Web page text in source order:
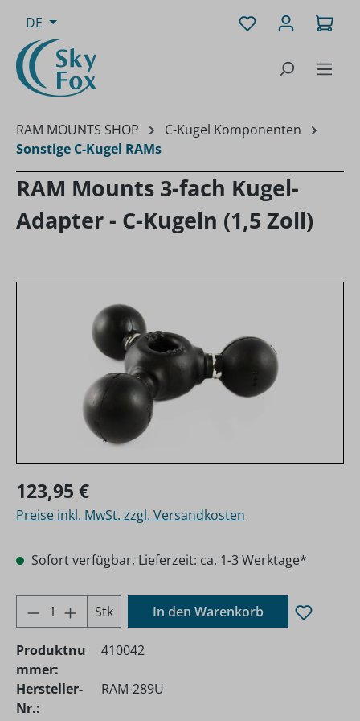
Zum Hauptinhalt springen
DE Du hast 0
RAM MOUNTS SHOP
C-Kugel Komponenten
Sonstige C-Kugel RAMs
RAM Mounts 3-fach Kugel-
Adapter - C-Kugeln (1,5 Zoll)
Regulärer Preis:
123,95 €
Preise inkl. MwSt. zzgl. Versandkosten
Sofort verfügbar, Lieferzeit: ca. 1-3 Werktage*
Produkt Anzahl: Gib den gewünschten
Stk In den Warenkorb
Produktnu
mmer:
410042
Hersteller-
Nr.:
RAM-289U